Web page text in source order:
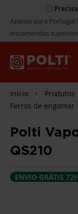
Apenas para Portugal
encomendas
Início Produtos
Ferros de engomar
Polti
QS210
SALTAR
PARA
ENVIO GRÁTIS